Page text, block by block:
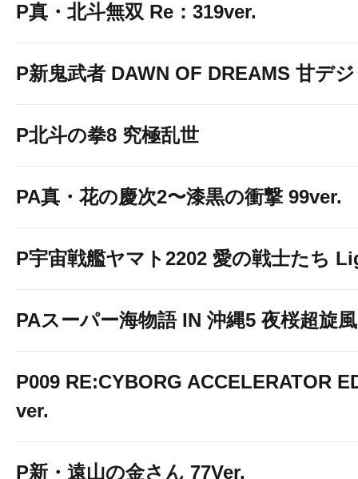
P真・北斗無双 Re：319ver.
P新鬼武者 DAWN OF DREAMS 甘デジ
P北斗の拳8 究極乱世
PA真・花の慶次2〜漆黒の衝撃 99ver.
P宇宙戦艦ヤマト2202 愛の戦士たち
PAスーパー海物語 IN 沖縄5 夜桜超旋
P009 RE:CYBORG ACCELERATOR
ver.
P新・遠山の金さん 77Ver.